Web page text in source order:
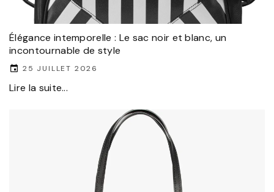
Élégance intemporelle : Le sac noir et blanc, un
incontournable de style
25 JUILLET 2026
Lire la suite...